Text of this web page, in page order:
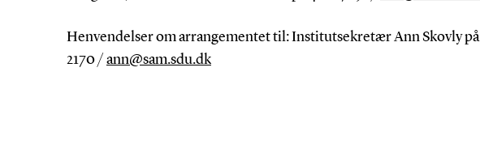
Henvendelser om arrangementet til: Institutsekretær Ann Skovly på
2170 / ann@sam.sdu.dk